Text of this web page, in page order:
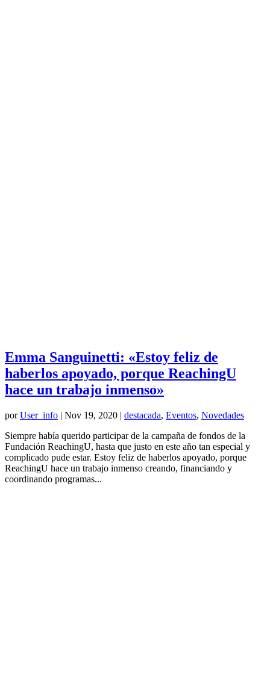
Emma Sanguinetti: «Estoy feliz de
haberlos apoyado, porque ReachingU
hace un trabajo inmenso»
porUser_info | Nov 19, 2020 | destacada, Eventos, Novedades
Siempre había querido participar de la campaña de fondos de la
Fundación ReachingU, hasta que justo en este año tan especial y
complicado pude estar. Estoy feliz de haberlos apoyado, porque
ReachingU hace un trabajo inmenso creando, financiando y
coordinando programas...